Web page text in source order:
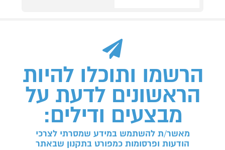
הרשמו ותוכלו להיות
הראשונים לדעת על
מבצעים ודילים:
מאשר/ת להשתמש במידע שמסרתי לצרכי
הודעות ופרסומות כמפורט בתקנון שבאתר